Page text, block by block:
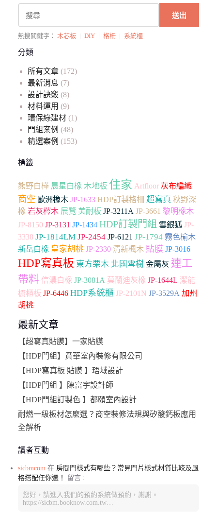
送出
熱搜關鍵字： 木芯板 | DIY | 格柵 | 系統櫃
分類
所有文章(172)
最新消息 (7)
設計訣竅(8)
材料運用 (9)
環保綠建材(1)
門組案例 (48)
精選案例 (153)
標籤
熊野白樺 晨星白橡 木地板 住家 Artfloor 灰布編織
商空 歐洲橡木 JP-1633 HDP訂製格柵 超寫真 秋野深
橡 岩灰梣木 展覽 美耐板 JP-3211A JP-3661 黎明橡木
JP-8150 JP-3131 JP-1434 HDP訂製門組 雪銀狐 JP-
3338 JP-1814LM JP-2454 JP-6121 JP-1794 霧色榆木
新岳白橡 皇家胡桃 JP-2330 清新楓木 貼膜 JP-3016
HDP寫真板 東方栗木 北國雪樹 金屬灰 連工
帶料 信濃白橡 JP-3081A 莫蘭迪灰橡 JP-1644L 潔能
櫥櫃板 JP-6446 HDP系統櫃 JP-2101N JP-3529A 加州
胡桃
最新文章
【超寫真貼膜】一家貼膜
【HDP門組】賁華室內裝修有限公司
【HDP寫真板 貼膜 】珸域設計
【HDP門組 】陳富宇設計師
【HDP門組訂製色 】都頤室內設計
耐燃一級板材怎麼選？商空裝修法規與矽酸鈣板應用
全解析
讀者互動
sicbmcom 在 房間門樣式有哪些？常見門片樣式材質比較及風
格搭配任你選！
留言 :
您好，請進入我們的預約系統做預約，謝謝。
https://sicbm.booknow.com.tw…